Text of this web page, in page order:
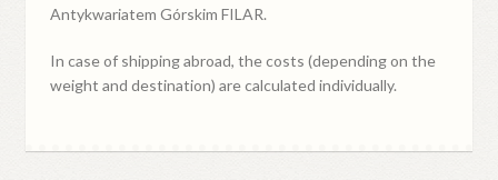
Antykwariatem Górskim FILAR.
In case of shipping abroad, the costs (depending on the
weight and destination) are calculated individually.